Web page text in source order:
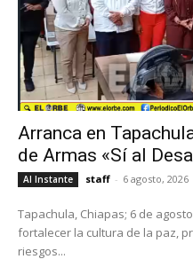
Arranca en
de Armas «Sí al
Al Instante staff - 6 agosto, 2026
Tapachula, Chiapas; 6 de
fortalecer la cultura de la paz,
riesgos...